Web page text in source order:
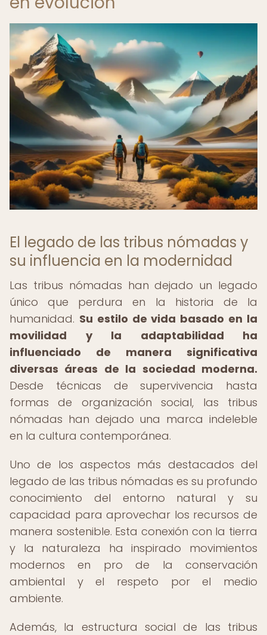
El legado de las tribus nómadas y
su influencia en la modernidad
Las tribus nómadas han dejado un legado
único que perdura en la historia de la
humanidad. Su estilo de vida basado en la
movilidad y la adaptabilidad ha
influenciado de manera significativa
diversas áreas de la sociedad moderna.
Desde técnicas de supervivencia hasta
formas de organización social, las tribus
nómadas han dejado una marca indeleble
en la cultura contemporánea.
Uno de los aspectos más destacados del
legado de las tribus nómadas es su profundo
conocimiento del entorno natural y su
capacidad para aprovechar los recursos de
manera sostenible. Esta conexión con la tierra
y la naturaleza ha inspirado movimientos
modernos en pro de la conservación
ambiental y el respeto por el medio
ambiente.
Además, la estructura social de las tribus